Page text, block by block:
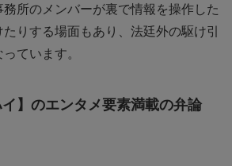
務所のメンバーが裏で情報を操作した
りする場面もあり、法廷外の駆け引
ています。
イ】のエンタメ要素満載の弁論